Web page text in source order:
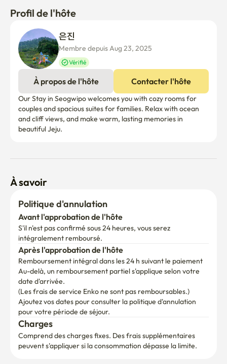
Profil de l'hôte
Membre depuis Aug 23, 2025
Vérifié
À propos de l'hôte Contacter l'hôte
Our Stay in Seogwipo welcomes you with cozy rooms for
couples and spacious suites for families. Relax with ocean
and cliff views, and make warm, lasting memories in
beautiful Jeju.
À savoir
Politique d'annulation
Avant l'approbation de l'hôte
S'il n'est pas confirmé sous 24 heures, vous serez
intégralement remboursé.
Après l'approbation de l'hôte
Remboursement intégral dans les 24 h suivant le paiement
Au-delà, un remboursement partiel s'applique selon votre
date d'arrivée.
(Les frais de service Enko ne sont pas remboursables.)
Ajoutez vos dates pour consulter la politique d'annulation
pour votre période de séjour.
Charges
Comprend des charges fixes. Des frais supplémentaires
peuvent s'appliquer si la consommation dépasse la limite.